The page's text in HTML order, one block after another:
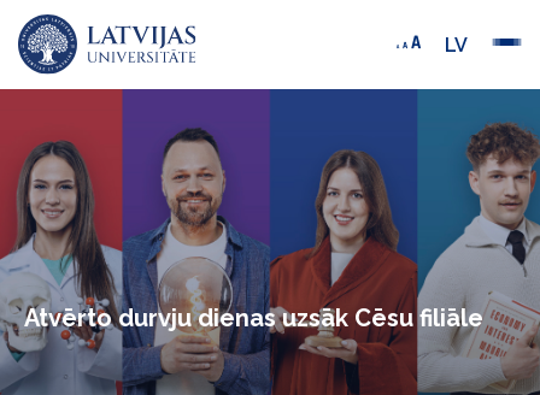
LV
Atvērto durvju dienas uzsāk Cēsu filiāle